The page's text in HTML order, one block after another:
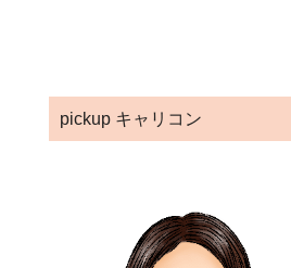
pickup キャリコン